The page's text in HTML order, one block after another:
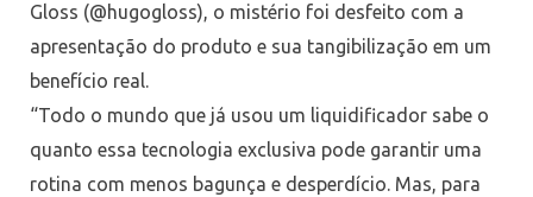
Gloss (@hugogloss), o mistério foi desfeito com a
apresentação do produto e sua tangibilização em um
benefício real.
“Todo o mundo que já usou um liquidificador sabe o
quanto essa tecnologia exclusiva pode garantir uma
rotina com menos bagunça e desperdício. Mas, para